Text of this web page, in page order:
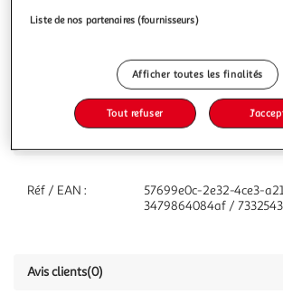
Réf / EAN :
57699e0c-2e32-4ce3-
3479864084af /
Avis clients(0)
Liste de nos partenaires (fournisseurs)
Afficher toutes les finalités
Tout refuser